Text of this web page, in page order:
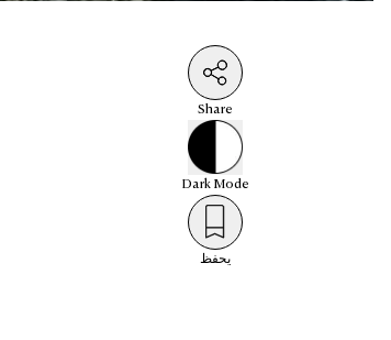
Share
DarkMode
يحفظ